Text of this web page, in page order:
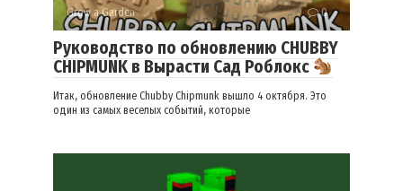
Grow a Garden 0
Руководство по обновлению CHUBBY
CHIPMUNK в Вырасти Сад Роблокс
Итак, обновление Chubby Chipmunk вышло 4 октября. Это
один из самых веселых событий, которые